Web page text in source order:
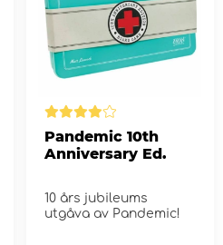
Pandemic 10th
Anniversary Ed.
10 års jubileums
utgåva av Pandemic!